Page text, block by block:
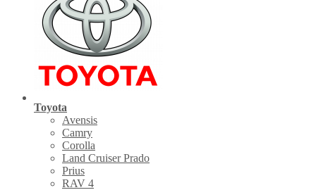
Toyota
Avensis
Camry
Corolla
Land Cruiser Prado
Prius
RAV 4